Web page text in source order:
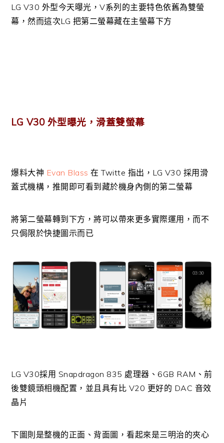
LG V30 外型今天曝光，V系列的主要特色依舊為雙螢
幕，然而這次LG 把第二螢幕藏在主螢幕下方
LG V30 外型曝光，滑蓋雙螢幕
爆料大神 Evan Blass 在 Twitte 指出，LG V30 採用滑
蓋式機構，推開即可看到藏於機身內側的第二螢幕
將第二螢幕轉到下方，將可以帶來更多實際運用，而不
只侷限於快捷圖示而已
LG V30採用 Snapdragon 835 處理器、6GB RAM、前
後雙鏡頭相機配置，並且具有比 V20 更好的 DAC 音效
晶片
下圖則是整機的正面、背面圖，看起來是三明治的夾心